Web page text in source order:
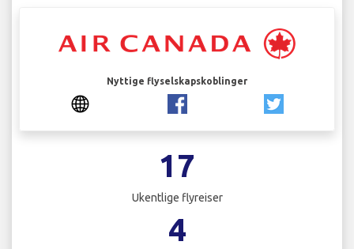
Nyttige flyselskapskoblinger
17
Ukentlige flyreiser
4